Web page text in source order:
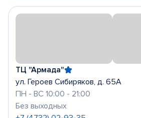
ТЦ "Армада"
ул. Героев Сибиряков, д. 65А
ПН - ВС 10:00 - 21:00
Без выходных